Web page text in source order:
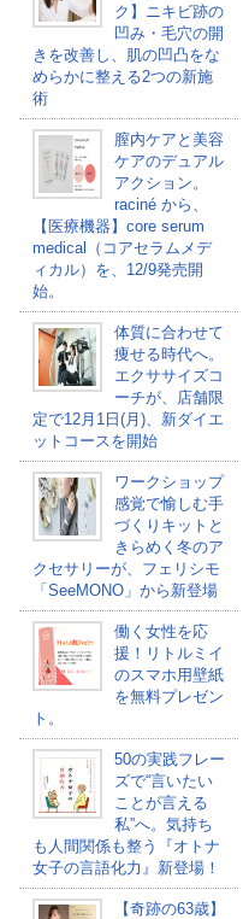
ク】ニキビ跡の
凹み・毛穴の開
きを改善し、肌の凹凸をな
めらかに整える2つの新施
術
膣内ケアと美容
ケアのデュアル
アクション。
raciné から、
【医療機器】core serum
medical（コアセラムメデ
ィカル）を、12/9発売開
始。
体質に合わせて
痩せる時代へ。
エクササイズコ
ーチが、店舗限
定で12月1日(月)、新ダイエ
ットコースを開始
ワークショップ
感覚で愉しむ手
づくりキットと
きらめく冬のア
クセサリーが、フェリシモ
「SeeMONO」から新登場
働く女性を応
援！リトルミイ
のスマホ用壁紙
を無料プレゼン
ト。
50の実践フレー
ズで“言いたい
ことが言える
私”へ。気持ち
も人間関係も整う『オトナ
女子の言語化力』新登場！
【奇跡の63歳】